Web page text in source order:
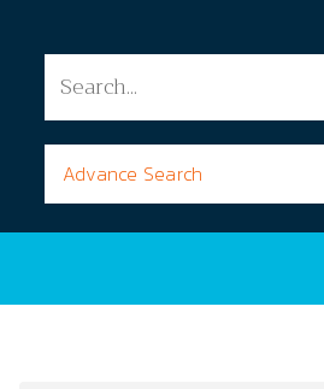
Advance Search